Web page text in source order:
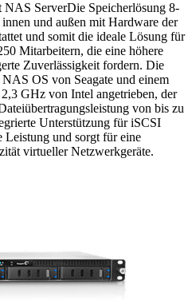
NAS ServerDie Speicherlösung 8-
und außen mit Hardware der
und somit die ideale Lösung für
Mitarbeitern, die eine höhere
Zuverlässigkeit fordern. Die
OS von Seagate und einem
GHz von Intel angetrieben, der
von bis zu
Unterstützung für iSCSI
Leistung und sorgt für eine
virtueller Netzwerkgeräte.